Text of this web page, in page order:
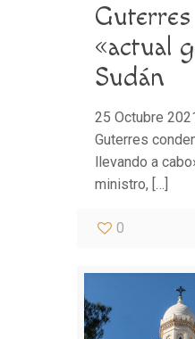
«actual
Sudán
25 Octubre
Guterres
llevando a
ministro, […]
0